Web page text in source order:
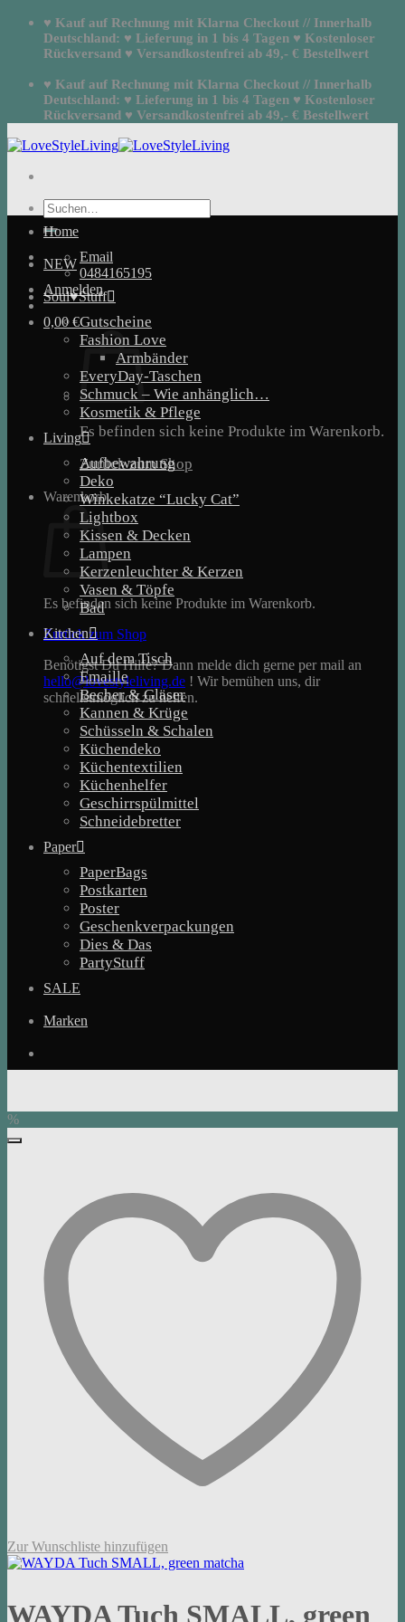
Zum
springen
♥ Kauf auf Rechnung mit Klarna Checkout // Innerhalb
Deutschland: ♥ Lieferung in 1 bis 4 Tagen ♥ Kostenloser
Rückversand ♥ Versandkostenfrei ab 49,- € Bestellwert
♥ Kauf auf Rechnung mit Klarna Checkout // Innerhalb
Deutschland: ♥ Lieferung in 1 bis 4 Tagen ♥ Kostenloser
Rückversand ♥ Versandkostenfrei ab 49,- € Bestellwert
Suchen
nach:
Email
0484165195
Anmelden
0,00€
Es befinden sich keine Produkte im Warenkorb.
Zurück zum Shop
Warenkorb
Es befinden sich keine Produkte im Warenkorb.
Zurück zum Shop
Benötigst Du Hilfe? Dann melde dich gerne per mail an
hello@lovestyleliving.de ! Wir bemühen uns, dir
schnellstmöglich zu helfen.
Home
NEW
Soul♥Stuff
Gutscheine
Fashion Love
Armbänder
EveryDay-Taschen
Schmuck – Wie anhänglich…
Kosmetik & Pflege
Living
Aufbewahrung
Deko
Winkekatze “Lucky Cat”
Lightbox
Kissen & Decken
Lampen
Kerzenleuchter & Kerzen
Vasen & Töpfe
Bad
Kitchen
Auf dem Tisch
Emaille
Becher & Gläser
Kannen & Krüge
Schüsseln & Schalen
Küchendeko
Küchentextilien
Küchenhelfer
Geschirrspülmittel
Schneidebretter
Paper
PaperBags
Postkarten
Poster
Geschenkverpackungen
Dies & Das
PartyStuff
SALE
Marken
%
Zur Wunschliste hinzufügen
WAYDA Tuch SMALL, green